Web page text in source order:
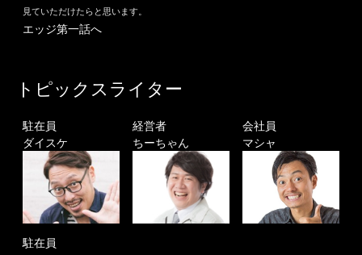
見ていただけたらと思います。
エッジ第一話へ
トピックスライター
駐在員
ダイスケ
経営者
ちーちゃん
会社員
マシャ
駐在員